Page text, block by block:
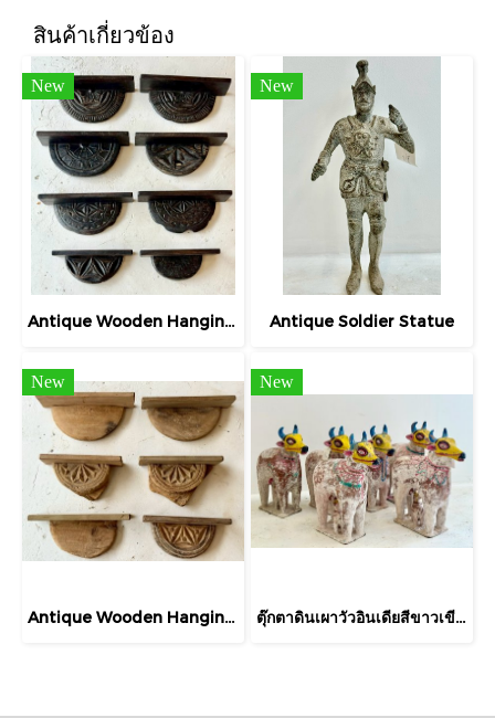
สินค้าเกี่ยวข้อง
New
Antique Wooden Hanging Shelf
New
Antique Soldier Statue
New
Antique Wooden Hanging Shelf
New
ตุ๊กตาดินเผาวัวอินเดียสีขาวเขียนสีตามพิธีเดวาลี